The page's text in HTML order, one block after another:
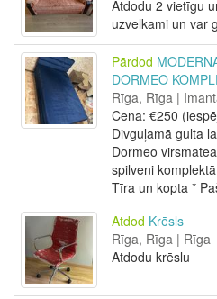
Atdodu 2 vietīgu
uzvelkami un var
Pārdod
DORMEO
Rīga, Rīga |
Cena: €250
Divguļamā gulta
Dormeo
spilveni
Tīra un kopta *
Atdod Krēsls
Rīga, Rīga | Rīga
Atdodu krēslu